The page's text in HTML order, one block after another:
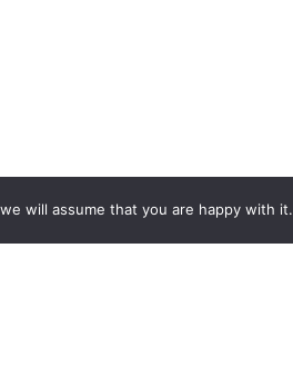
will assume that you are happy with it.